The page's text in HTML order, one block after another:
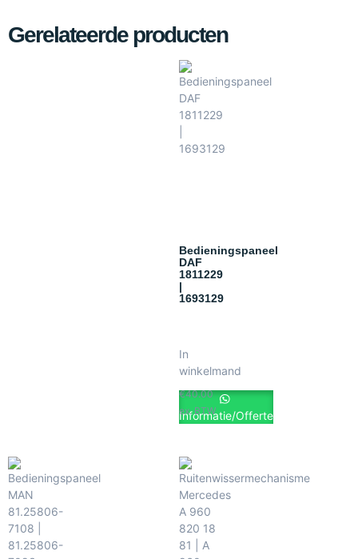
Gerelateerde producten
Bedieningspaneel
DAF
1811229
|
1693129
€40.00
ex. BTW
In
winkelmand
Informatie/Offerte